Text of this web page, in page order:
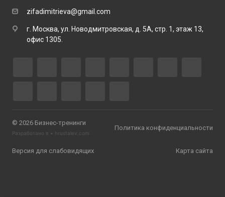
zifadimitrieva@gmail.com
г. Москва, ул. Новодмитровская, д. 5А, стр. 1, этаж 13,
офис 1305.
© 2026 Бизнес-тренинги
Разработано в • hrustalev.com
Политика конфиденциальности
Версия для слабовидящих Карта сайта